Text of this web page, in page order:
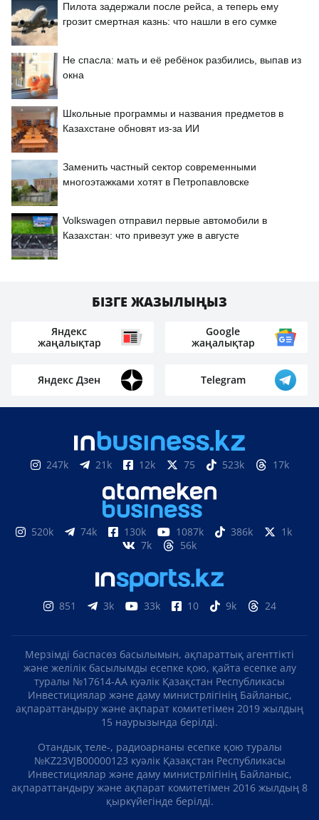
Пилота задержали после рейса, а теперь ему
грозит смертная казнь: что нашли в его сумке
Не спасла: мать и её ребёнок разбились, выпав из
окна
Школьные программы и названия предметов в
Казахстане обновят из-за ИИ
Заменить частный сектор современными
многоэтажками хотят в Петропавловске
Volkswagen отправил первые автомобили в
Казахстан: что привезут уже в августе
БІЗГЕ ЖАЗЫЛЫҢЫЗ
Яндекс
жаңалықтар
Google
жаңалықтар
Яндекс Дзен Telegram
247k 21k 12k 75 523k 17k
520k 74k 130k 1087k 386k
1k
7k
56k
851 3k 33k 10 9k 24
Мерзімді баспасөз басылымын, ақпараттық агенттікті
және желілік басылымды есепке қою, қайта есепке алу
туралы №17614-АА куәлік Қазақстан Республикасы
Инвестициялар және даму министрлігінің Байланыс,
ақпараттандыру және ақпарат комитетімен 2019 жылдың
15 наурызында берілді.
Отандық теле-, радиоарнаны есепке қою туралы
№KZ23VJB00000123 куәлік Қазақстан Республикасы
Инвестициялар және даму министрлігінің Байланыс,
ақпараттандыру және ақпарат комитетімен 2016 жылдың 8
қыркүйегінде берілді.